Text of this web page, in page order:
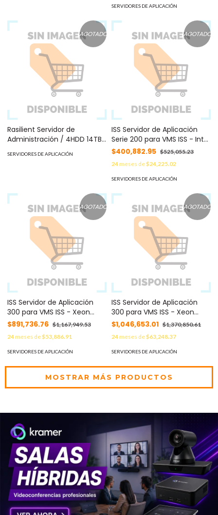
MOD: AS175RUS
Desempeño / Diseño
HIKCENTRALWORKSTATION/32
SERVIDORES DE APLICACIÓN
AGOTADO
Rasilient Servidor de
Administración / 4HDD 14TB
/ fuente de poder
redundante / Doble Intel
SERVIDORES DE APLICACIÓN
AGOTADO
ISS Servidor de Aplicación
Serie 200 para VMS ISS - Intel
XEON E3 1270 v6, 16GB RAM,
Win 10 IOT, 16TB HDD (2x8TB),
1U Rack MOD: SOSNVR20064T
$400,882.95 $525,055.23
24meses de$24,225.02
SERVIDORES DE APLICACIÓN
AGOTADO
ISS Servidor de Aplicación
300 para VMS ISS - Xeon
Silver 4210, 16 GB RAM, Win 10
PRO, 72TB HDD (13X8TB),
4x1GbE NIC, 2U Rack MOD:
SOSNVR30072T
$891,736.76 $1,167,949.53
24meses de$53,886.91
SERVIDORES DE APLICACIÓN
AGOTADO
ISS Servidor de Aplicación
300 para VMS ISS - Xeon
Silver 4210, 16 GB RAM, Win 10
PRO, 192TB HDD (13X8TB),
4x1GbE NIC, 2U Rack MOD:
SOSNVR300192T
$1,046,653.01 $1,370,850.61
24meses de$63,248.37
SERVIDORES DE APLICACIÓN
MOSTRAR MÁS PRODUCTOS